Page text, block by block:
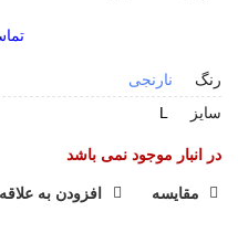
رنگ
نارنجی
سایز
L
در انبار موجود نمی باشد
مقایسه افزودن به